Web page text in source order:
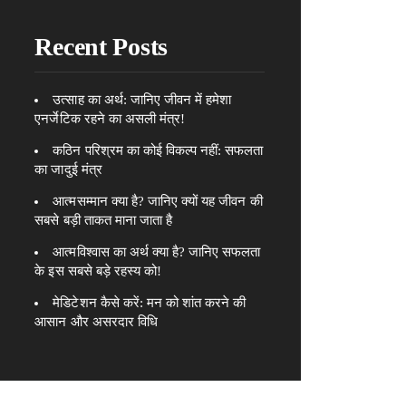
Recent Posts
उत्साह का अर्थ: जानिए जीवन में हमेशा
एनर्जेटिक रहने का असली मंत्र!
कठिन परिश्रम का कोई विकल्प नहीं: सफलता
का जादुई मंत्र
आत्मसम्मान क्या है? जानिए क्यों यह जीवन की
सबसे बड़ी ताकत माना जाता है
आत्मविश्वास का अर्थ क्या है? जानिए सफलता
के इस सबसे बड़े रहस्य को!
मेडिटेशन कैसे करें: मन को शांत करने की
आसान और असरदार विधि